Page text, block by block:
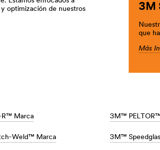
optimización de nuestros
3M
que
Más
Marca 3M™
Weld™ Marca 3M™